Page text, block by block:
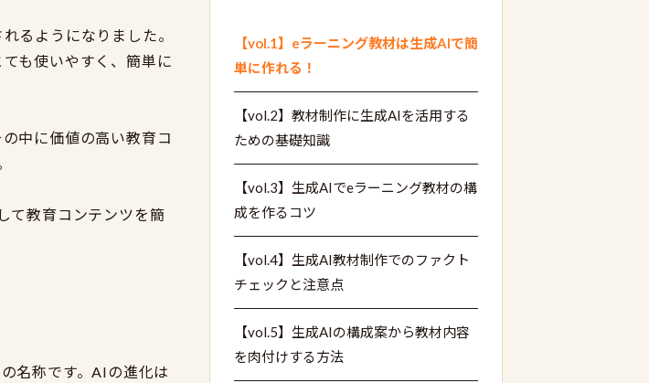
るようになりました。
も使いやすく、簡単に
中に価値の高い教育コ
て教育コンテンツを簡
名称です。AIの進化は
【vol.1】eラーニング教材は生成AIで簡
単に作れる！
【vol.2】教材制作に生成AIを活用する
ための基礎知識
【vol.3】生成AIでeラーニング教材の構
成を作るコツ
【vol.4】生成AI教材制作でのファクト
チェックと注意点
【vol.5】生成AIの構成案から教材内容
を肉付けする方法